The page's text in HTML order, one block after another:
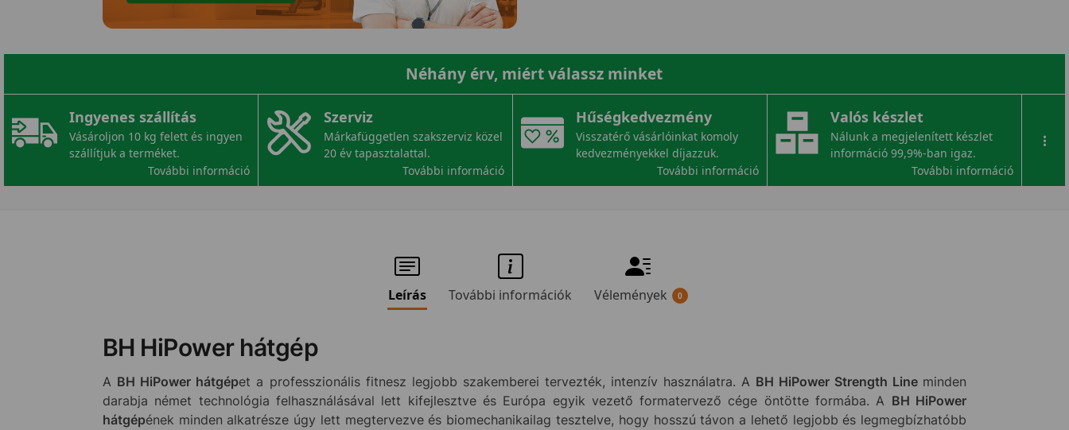
Néhány érv, miért válassz minket
Ingyenes szállítás
Vásároljon 10 kg felett és ingyen
szállítjuk a terméket.
További információ
Szerviz
Márkafüggetlen szakszerviz közel
20 év tapasztalattal.
További információ
Hűségkedvezmény
Visszatérő vásárlóinkat komoly
kedvezményekkel díjazzuk.
További információ
Valós készlet
Nálunk a megjelenített készlet
információ 99,9%-ban igaz.
További információ
...
Leírás További információk Vélemények 0
BH HiPower hátgép
A BH HiPower hátgépet a professzionális fitnesz legjobb szakemberei tervezték, intenzív használatra. A BH HiPower Strength Line minden
darabja német technológia felhasználásával lett kifejlesztve és Európa egyik vezető formatervező cége öntötte formába. A BH HiPower
hátgépének minden alkatrésze úgy lett megtervezve és biomechanikailag tesztelve, hogy hosszú távon a lehető legjobb és legmegbízhatóbb